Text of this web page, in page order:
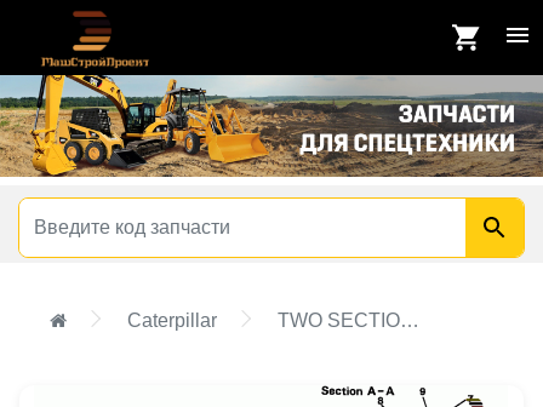
Caterpillar TWO SECTION BOOM GROUP